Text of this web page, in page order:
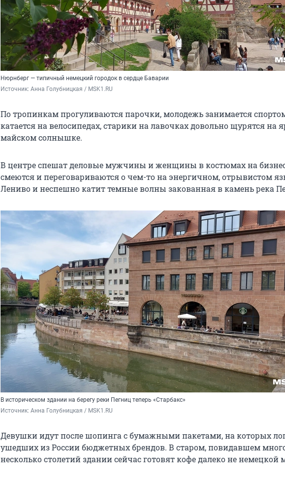
Нюрнберг — типичный немецкий городок в сердце Баварии
Источник: Анна Голубницкая / MSK1.RU
По тропинкам прогуливаются парочки, молодежь занимается
катается на велосипедах, старики на лавочках довольно щурятся на
майском солнышке.
В центре спешат деловые мужчины и женщины в костюмах на
смеются и переговариваются о чем-то на энергичном, отрывистом
Лениво и неспешно катит темные волны закованная в камень река
В историческом здании на берегу реки Пегниц теперь «Старбакс»
Источник: Анна Голубницкая / MSK1.RU
Девушки идут после шопинга с бумажными пакетами, на которых
ушедших из России бюджетных брендов. В старом, повидавшем
несколько столетий здании сейчас готовят кофе далеко не немецкой